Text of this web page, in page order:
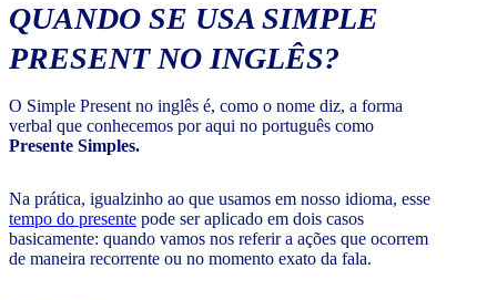
QUANDO SE USA SIMPLE
PRESENT NO INGLÊS?
O Simple Present no inglês é, como o nome diz, a forma
verbal que conhecemos por aqui no português como
Presente Simples.
Na prática, igualzinho ao que usamos em nosso idioma, esse
tempo do presente pode ser aplicado em dois casos
basicamente: quando vamos nos referir a ações que ocorrem
de maneira recorrente ou no momento exato da fala.